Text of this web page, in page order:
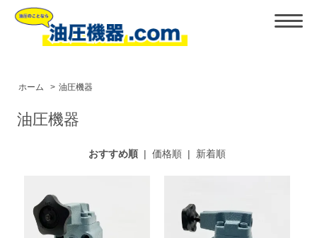
ホーム > 油圧機器
油圧機器
おすすめ順| 価格順| 新着順